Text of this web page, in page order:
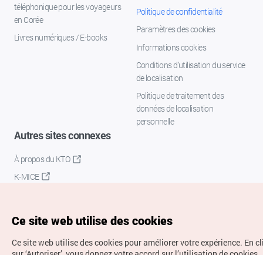
téléphonique pour les voyageurs
en Corée
Livres numériques / E-books
Politique de confidentialité
Paramètres des cookies
Informations cookies
Conditions d’utilisation du service
de localisation
Politique de traitement des
données de localisation
personnelle
Autres sites connexes
À propos du KTO
K-MICE
Ce site web utilise des cookies
Ce site web utilise des cookies pour améliorer votre expérience. En